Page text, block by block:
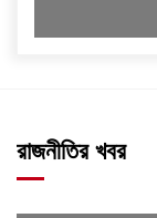
রাজনীতির খবর